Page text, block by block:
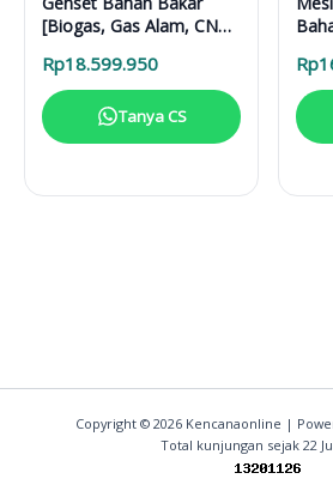
[Biogas, Gas Alam, CNG]
Rp18.599.950
Tanya CS
Rp
Copyright © 2026 Kencanaonline |
Total kunjungan sejak 22